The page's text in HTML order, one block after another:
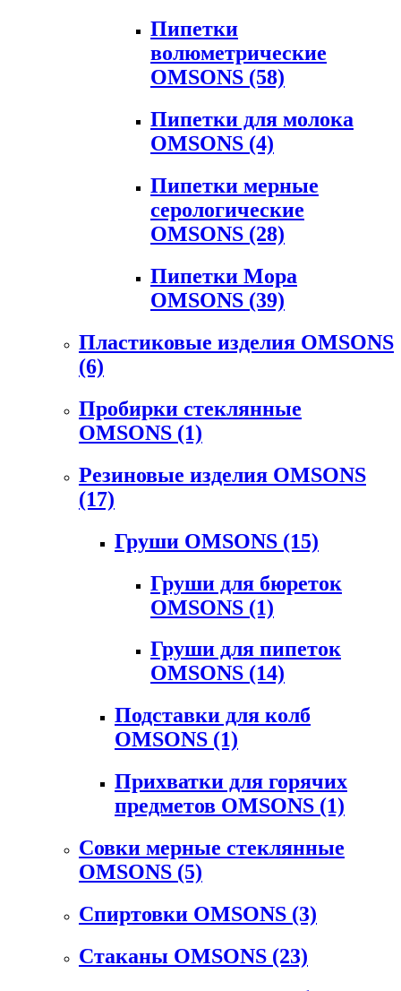
Пипетки
волюметрические
OMSONS (58)
Пипетки для молока
OMSONS (4)
Пипетки мерные
серологические
OMSONS (28)
Пипетки Мора
OMSONS (39)
Пластиковые изделия OMSONS
(6)
Пробирки стеклянные
OMSONS (1)
Резиновые изделия OMSONS
(17)
Груши OMSONS (15)
Груши для бюреток
OMSONS (1)
Груши для пипеток
OMSONS (14)
Подставки для колб
OMSONS (1)
Прихватки для горячих
предметов OMSONS (1)
Совки мерные стеклянные
OMSONS (5)
Спиртовки OMSONS (3)
Стаканы OMSONS (23)